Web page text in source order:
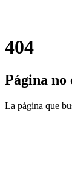
404
Página no
La página que